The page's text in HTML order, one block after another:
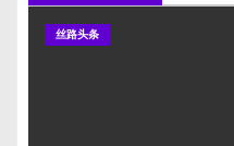
丝路头条